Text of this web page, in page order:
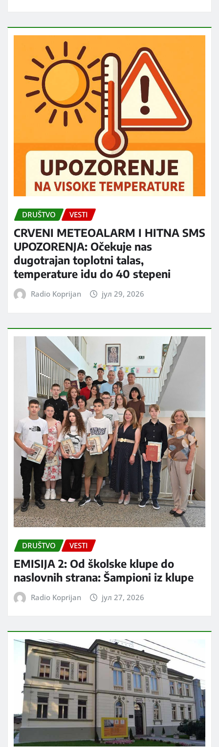
DRUŠTVO VESTI
CRVENI METEOALARM I HITNA SMS
UPOZORENJA: Očekuje nas
dugotrajan toplotni talas,
temperature idu do 40 stepeni
Radio Koprijan јул 29, 2026
DRUŠTVO VESTI
EMISIJA 2: Od školske klupe do
naslovnih strana: Šampioni iz klupe
Radio Koprijan јул 27, 2026